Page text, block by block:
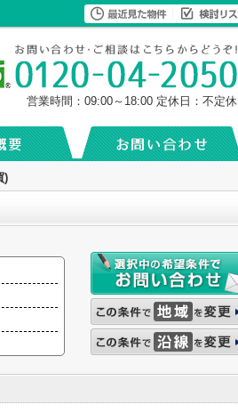
営業時間：09:00～18:00 定休日：不定休
)